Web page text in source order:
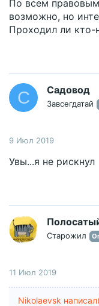
По всем
возможно, но
Проходил ли кто-
С Садовод
Завсегдатай
9 Июл 2019
Увы...я не рискнул
Старожил
11 Июл 2019
Nikolaevsk